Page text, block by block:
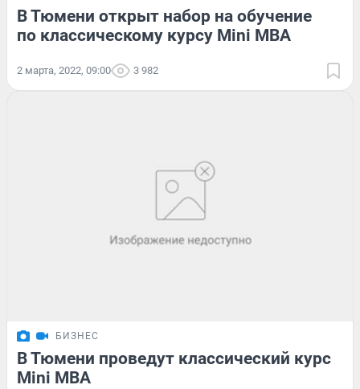
В Тюмени открыт набор на обучение
по классическому курсу Mini MBA
2 марта, 2022, 09:00 3 982
БИЗНЕС
В Тюмени проведут классический курс
Mini MBA